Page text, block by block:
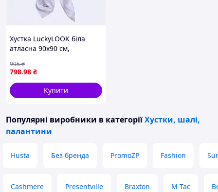
Хустка LuckyLOOK біла
атласна 90х90 см,
798.98 ₴
995₴
Купити
Популярні виробники в категоріїХустки, шалі,
палантини
Husta Без бренда PromoZP Fashion
Cashmere Presentville Braxton M-Tac